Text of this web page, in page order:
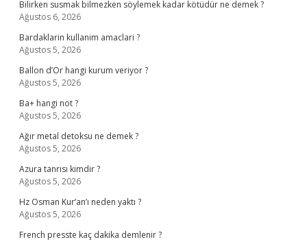
Bilirken susmak bilmezken söylemek kadar kötüdür ne demek ?
Ağustos 6, 2026
Bardaklarin kullanim amaclari ?
Ağustos 5, 2026
Ballon d’Or hangi kurum veriyor ?
Ağustos 5, 2026
Ba+ hangi not ?
Ağustos 5, 2026
Ağır metal detoksu ne demek ?
Ağustos 5, 2026
Azura tanrısı kimdir ?
Ağustos 5, 2026
Hz Osman Kur’an’ı neden yaktı ?
Ağustos 5, 2026
French presste kaç dakika demlenir ?